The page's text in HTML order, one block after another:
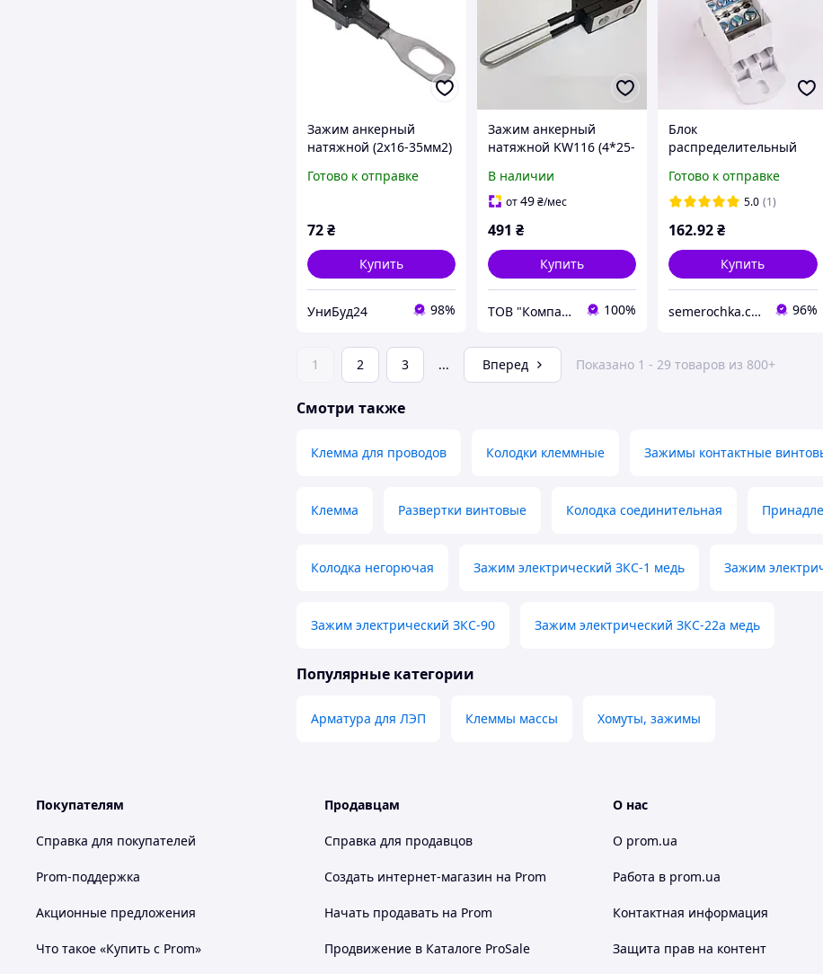
Зажим анкерный
натяжной (2х16-35мм2)
Готово к отправке
72₴
Купить
УниБуд24 98%
Зажим анкерный
натяжной KW116 (4*25-
В наличии
от49₴/мес
491 ₴
Купить
ТОВ "Компанія ЕДС" 100%
Блок
распределительный
TAKEL, зажимы
клеммные, клеммник,
ТАКЕЛ
Готово к отправке
5.0 (1)
162.92₴
Купить
semerochka.com.ua 96%
1 2 3 ... Вперед Показано 1 - 29 товаров из 800+
Смотри также
Клемма для проводов Колодки клеммные Зажимы контактные
Клемма Развертки винтовые Колодка соединительная
Колодка негорючая Зажим электрический ЗКС-1 медь Зажим
Зажим электрический ЗКС-90 Зажим электрический ЗКС-22а медь
Популярные категории
Арматура для ЛЭП Клеммы массы Хомуты, зажимы
Покупателям
Справка для покупателей
Prom-поддержка
Акционные предложения
Что такое «Купить с Prom»
Продавцам
Справка для продавцов
Создать интернет-магазин на Prom
Начать продавать на Prom
Продвижение в Каталоге ProSale
О нас
О prom.ua
Работа в prom.ua
Контактная информация
Защита прав на контент